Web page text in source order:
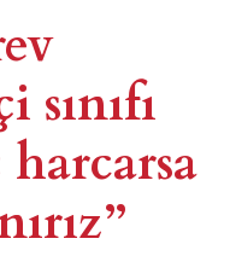
sınıfı